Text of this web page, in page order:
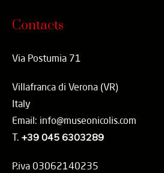
Contacts
Via Postumia 71
Villafranca di Verona (VR)
Italy
Email: info@museonicolis.com
T. +39 045 6303289
P.iva 03062140235